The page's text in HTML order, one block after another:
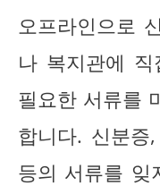
오프라인으로
나 복지관에
필요한 서류를
합니다. 신분증
등의 서류를 잊